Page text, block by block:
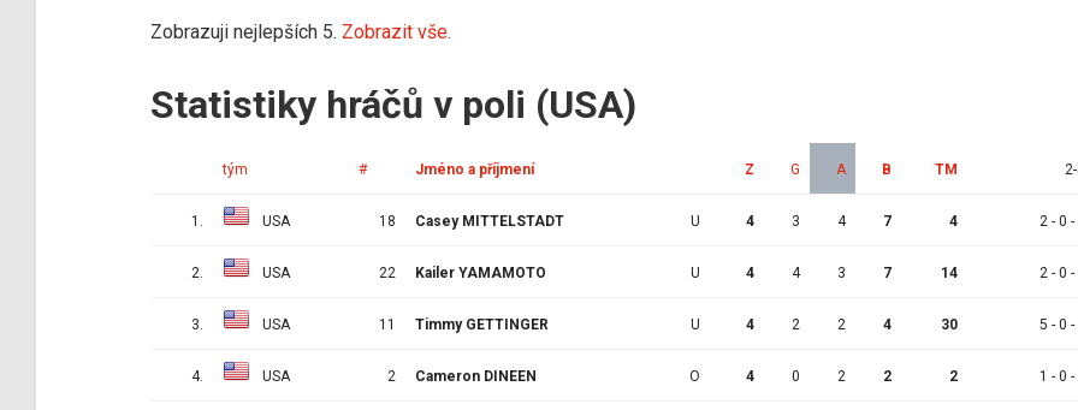
Zobrazuji nejlepších 5. Zobrazit vše.
Statistiky hráčů v poli (USA)
tým # Jméno a příjmení Z G A B TM
1. USA 18 Casey MITTELSTADT U 4 3 4 7 4 2 - 0 -
2. USA 22 Kailer YAMAMOTO U 4 4 3 7 14 2 - 0 -
3. USA 11 Timmy GETTINGER U 4 2 2 4 30 5 - 0 -
4. USA 2 Cameron DINEEN O 4 0 2 2 2 1 - 0 -